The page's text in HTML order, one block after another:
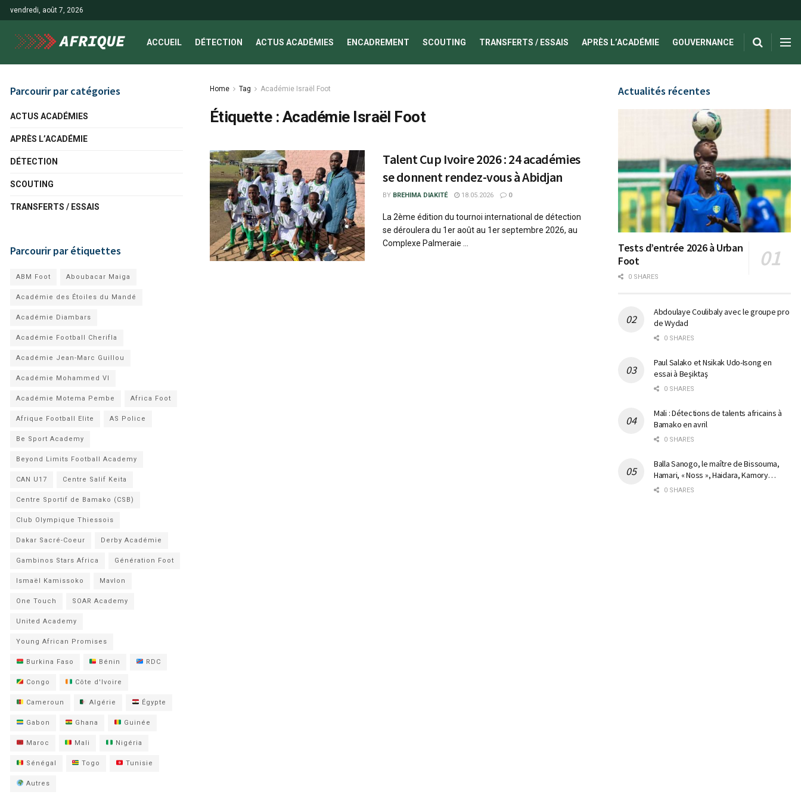
vendredi, août 7, 2026
ACCUEIL DÉTECTION ACTUS ACADÉMIES ENCADREMENT SCOUTING TRANSFERTS / ESSAIS APRÈS L’ACADÉMIE GOUVERNANCE
Home Tag Académie Israël Foot
Étiquette : Académie Israël Foot
Talent Cup Ivoire 2026 : 24 académies
se donnent rendez-vous à Abidjan
BY BREHIMA DIAKITÉ 18.05.2026 0
La 2ème édition du tournoi international de détection
se déroulera du 1er août au 1er septembre 2026, au
Complexe Palmeraie ...
Parcourir par catégories
ACTUS ACADÉMIES
APRÈS L’ACADÉMIE
DÉTECTION
SCOUTING
TRANSFERTS / ESSAIS
Parcourir par étiquettes
ABM Foot Aboubacar Maiga
Académie des Étoiles du Mandé
Académie Diambars
Académie Football Cherifla
Académie Jean-Marc Guillou
Académie Mohammed VI
Académie Motema Pembe Africa Foot
Afrique Football Elite AS Police
Be Sport Academy
Beyond Limits Football Academy
CAN U17 Centre Salif Keita
Centre Sportif de Bamako (CSB)
Club Olympique Thiessois
Dakar Sacré-Coeur Derby Académie
Gambinos Stars Africa Génération Foot
Ismaël Kamissoko Mavlon
One Touch SOAR Academy
United Academy
Young African Promises
Burkina Faso Bénin RDC
Congo Côte d'Ivoire
Cameroun Algérie Égypte
Gabon Ghana Guinée
Maroc Mali Nigéria
Sénégal Togo Tunisie
Autres
Actualités récentes
Tests d’entrée 2026 à Urban
Foot
0 SHARES
Abdoulaye Coulibaly avec le groupe pro
de Wydad
0 SHARES
Paul Salako et Nsikak Udo-Isong en
essai à Beşiktaş
0 SHARES
Mali : Détections de talents africains à
Bamako en avril
0 SHARES
Balla Sanogo, le maître de Bissouma,
Hamari, « Noss », Haidara, Kamory…
0 SHARES